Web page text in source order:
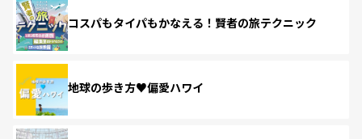
コスパもタイパもかなえる！賢者の旅テクニック
地球の歩き方♥偏愛ハワイ